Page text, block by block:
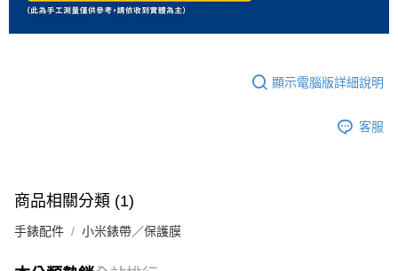
顯示電腦版詳細說明
客服
商品相關分類 (1)
手錶配件 小米錶帶／保護膜